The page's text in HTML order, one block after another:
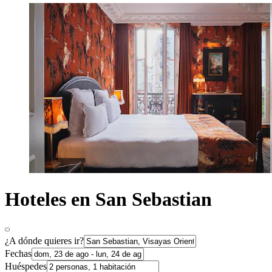
Hoteles en San Sebastian
¿A dónde quieres ir?
Fechas
Huéspedes